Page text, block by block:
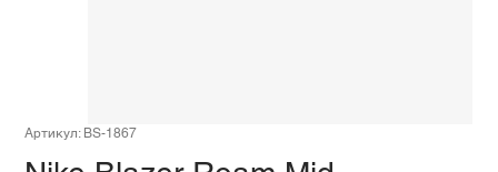
Артикул: BS-1867